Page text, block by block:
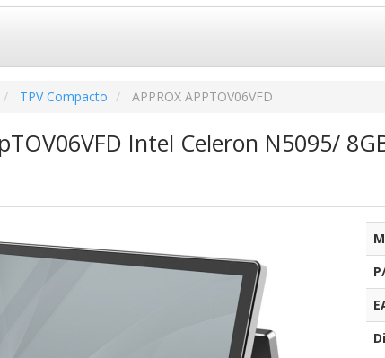
TPV Compacto APPROX APPTOV06VFD
Intel Celeron N5095/